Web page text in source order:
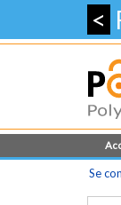
<
Se